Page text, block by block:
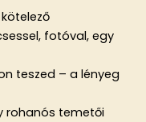
fotóval, egy
teszed – a lényeg
rohanós temetői